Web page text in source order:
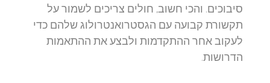
סיבוכים. והכי חשוב, חולים צריכים לשמור על
תקשורת קבועה עם הגסטרואנטרולוג שלהם כדי
לעקוב אחר ההתקדמות ולבצע את ההתאמות
הדרושות.